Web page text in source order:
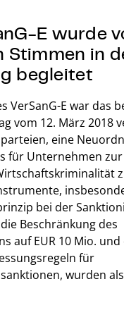
E wurde
Stimmen in
begleitet
VerSanG-E war das
vom 12. März 2018
eine
für Unternehmen
bei der
Beschränkung des
auf EUR 10 Mio. und
für
wurden